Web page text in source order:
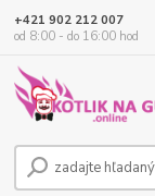
+421 902 212 007
od 8:00 - do 16:00 hod